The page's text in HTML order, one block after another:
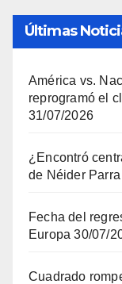
Últimas
América vs.
reprogramó el
31/07/2026
¿Encontró
de Néider Parra
Fecha del
Europa 30/07/
Cuadrado